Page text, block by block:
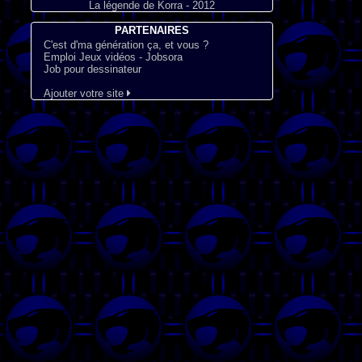
La légende de Korra - 2012
PARTENAIRES
C'est d'ma génération ça, et vous ?
Emploi Jeux vidéos - Jobsora
Job pour dessinateur
Ajouter votre site